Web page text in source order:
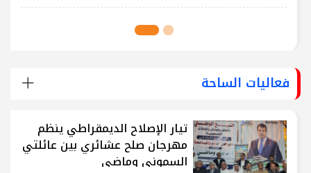
فعاليات الساحة
تيار الإصلاح الديمقراطي ينظم
مهرجان صلح عشائري بين عائلتي
السموني وماضي